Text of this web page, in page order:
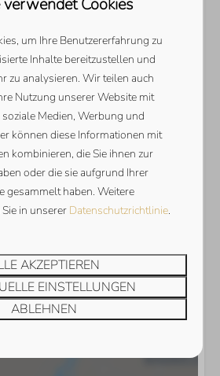
um Ihre Benutzererfahrung zu
Inhalte bereitzustellen und
zu analysieren. Wir teilen auch
Nutzung unserer Website mit
Medien, Werbung und
können diese Informationen mit
kombinieren, die Sie ihnen zur
oder die sie aufgrund Ihrer
gesammelt haben. Weitere
in unserer Datenschutzrichtlinie.
AKZEPTIEREN
EINSTELLUNGEN
ABLEHNEN